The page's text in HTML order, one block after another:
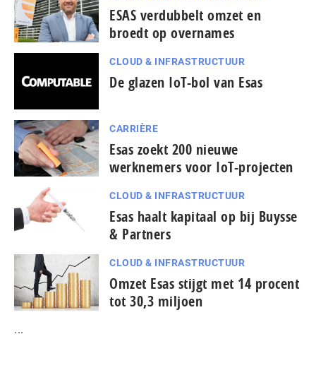
ESAS verdubbelt omzet en
broedt op overnames
CLOUD & INFRASTRUCTUUR
De glazen IoT-bol van Esas
CARRIÈRE
Esas zoekt 200 nieuwe
werknemers voor IoT-projecten
CLOUD & INFRASTRUCTUUR
Esas haalt kapitaal op bij Buysse
& Partners
CLOUD & INFRASTRUCTUUR
Omzet Esas stijgt met 14 procent
tot 30,3 miljoen
...